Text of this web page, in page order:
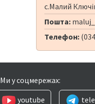
с.Малий
Пошта:
Телефон:
Ми у соцмережах:
youtube